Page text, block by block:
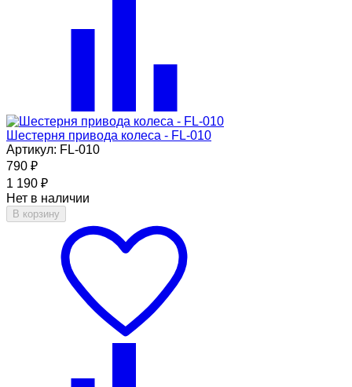
Шестерня привода колеса - FL-010
Артикул: FL-010
790 ₽
1 190 ₽
Нет в наличии
В корзину